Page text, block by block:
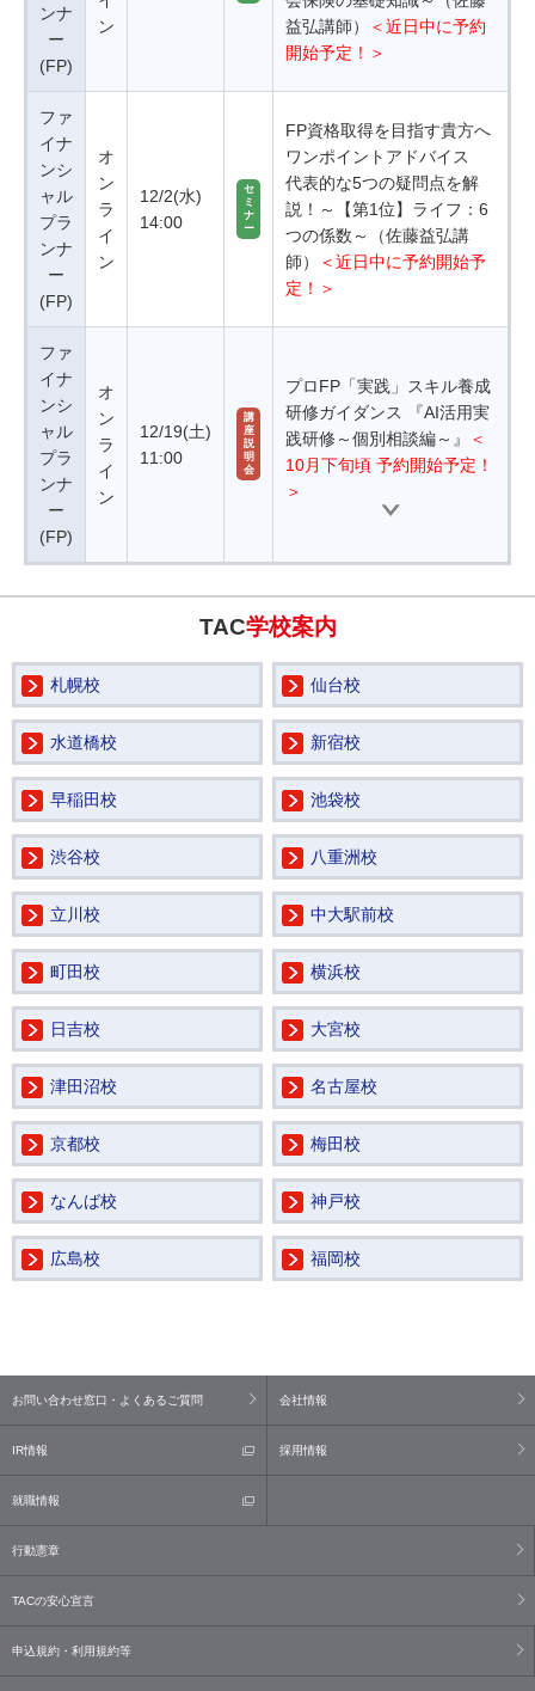
ンナ
ー
(FP)
ン
益弘講師）
＜近日中に予約
開始予定！＞
ファ
イナ
ンシ
ャル
プラ
ンナ
ー
(FP)
オ
ン
ラ
イ
ン
12/2(水)
14:00
セ
ミ
ナ
ー
FP資格取得を目指す貴方へ
ワンポイントアドバイス
代表的な5つの疑問点を解
説！～【第1位】ライフ：6
つの係数～（佐藤益弘講
師）
＜近日中に予約開始予
定！＞
ファ
イナ
ンシ
ャル
プラ
ンナ
ー
(FP)
オ
ン
ラ
イ
ン
12/19(土)
11:00
講
座
説
明
会
プロFP「実践」スキル養成
研修ガイダンス 『AI活用実
践研修～個別相談編～』
＜
10月下旬頃 予約開始予定！
＞
TAC学校案内
札幌校 仙台校
水道橋校 新宿校
早稲田校 池袋校
渋谷校 八重洲校
立川校 中大駅前校
町田校 横浜校
日吉校 大宮校
津田沼校 名古屋校
京都校 梅田校
なんば校 神戸校
広島校 福岡校
お問い合わせ窓口・よくあるご質問 会社情報
IR情報 採用情報
就職情報
行動憲章
TACの安心宣言
申込規約・利用規約等